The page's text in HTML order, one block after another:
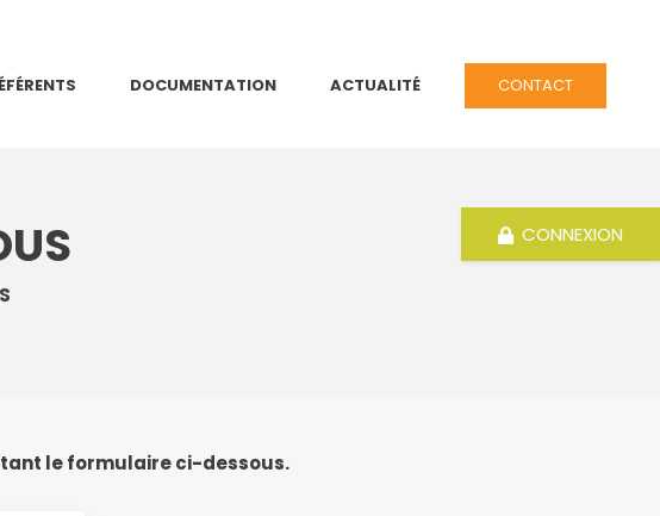
DOCUMENTATION ACTUALITÉ CONTACT
CONNEXION
le formulaire ci-dessous.